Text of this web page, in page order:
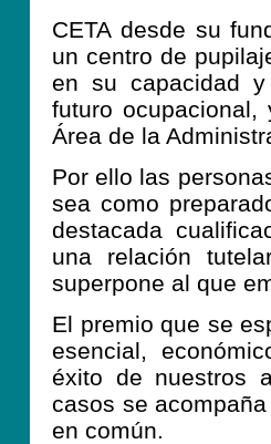
CETA desde su
un centro de
en su capacidad
futuro
Área de la
Por ello las
sea como
destacada
una relación
superpone al que
El premio que se
esencial,
éxito de nuestros
casos se
en común.